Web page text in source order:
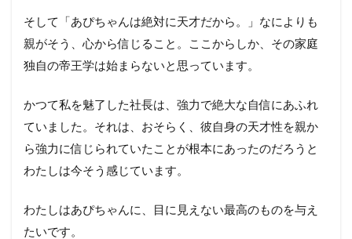
そして「あぴちゃんは絶対に天才だから。」なによりも
親がそう、心から信じること。ここからしか、その家庭
独自の帝王学は始まらないと思っています。
かつて私を魅了した社長は、強力で絶大な自信にあふれ
ていました。それは、おそらく、彼自身の天才性を親か
ら強力に信じられていたことが根本にあったのだろうと
わたしは今そう感じています。
わたしはあぴちゃんに、目に見えない最高のものを与え
たいです。